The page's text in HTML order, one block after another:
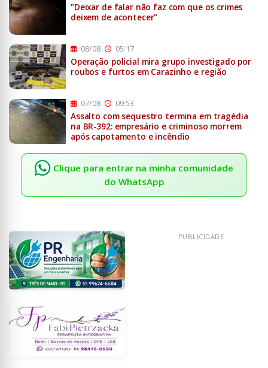
"Deixar de falar não faz com que os crimes
deixem de acontecer"
08/08 05:17
Operação policial mira grupo investigado por
roubos e furtos em Carazinho e região
07/08 09:53
Assalto com sequestro termina em tragédia
na BR-392: empresário e criminoso morrem
após capotamento e incêndio
Clique para entrar na minha comunidade
do WhatsApp